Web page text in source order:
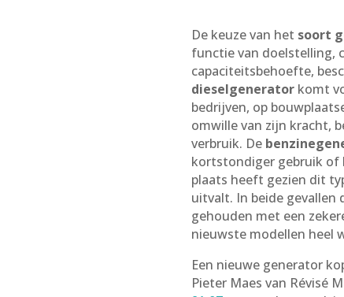
De keuze van het soort
functie van doelstelling,
capaciteitsbehoefte,
dieselgeneratorkomt
bedrijven, op
omwille van zijn kracht,
verbruik. De
kortstondiger gebruik of
plaats heeft gezien dit
uitvalt. In beide
gehouden met een
nieuwste modellen heel
Een nieuwe generator
Pieter Maes van Révisé